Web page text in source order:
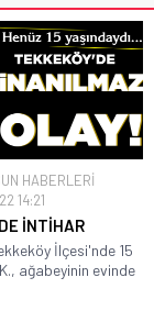
HABERLERİ
14:21
İNTİHAR
İlçesi'nde 15
ağabeyinin evinde